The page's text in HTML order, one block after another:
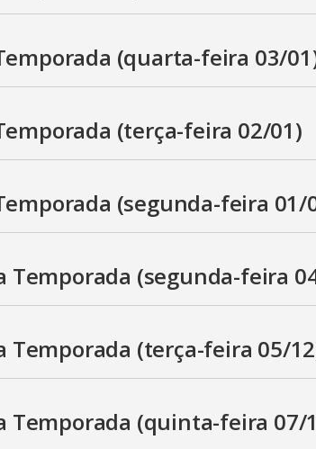
(quarta-feira 03/
(terça-feira 02/01)
(segunda-feira 01/
Temporada (segunda-feira
Temporada (terça-feira 05/
Temporada (quinta-feira 07/